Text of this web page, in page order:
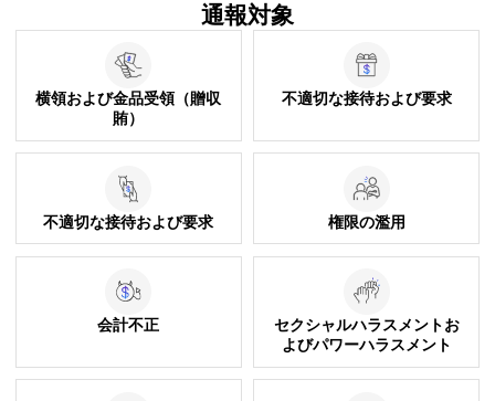
通報対象
横領および金品受領（贈収
賄）
不適切な接待および要求
不適切な接待および要求 権限の濫用
会計不正
セクシャルハラスメントお
よびパワーハラスメント